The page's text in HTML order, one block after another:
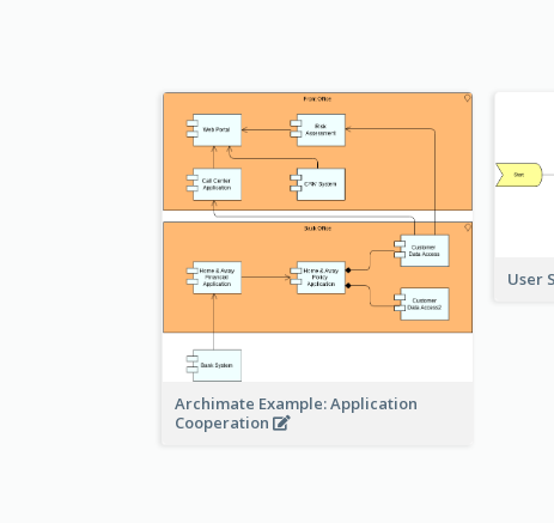
Archimate Example: Application
Cooperation
User